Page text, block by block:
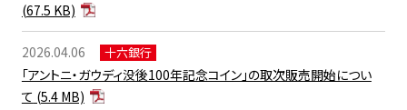
(67.5 KB)
2026.04.06 十六銀行
「アントニ・ガウディ没後100年記念コイン」の取次販売開始につい
て (5.4 MB)